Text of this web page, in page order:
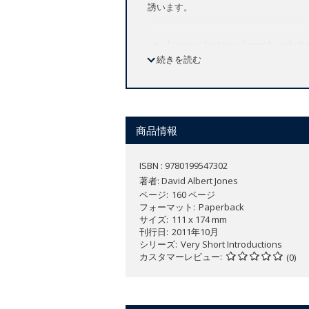
誘います。
Christianity
Considers the implications of
What are angels? Where were they
ThisVery Short Introduction
Christian spiritualities. It reflects on
winged creatures of the pre-
Wenders'Wings of Desire
From the idea of the angel as a
implications of angels. It will ask why
続きを読む
商品情報
ISBN : 9780199547302
著者: David Albert Jones
ページ 160 ページ
フォーマット
Paperback
サイズ 111 x 174 mm
刊行日 2011年10月
シリーズ Very Short Introductions
カスタマーレビュー
(0)